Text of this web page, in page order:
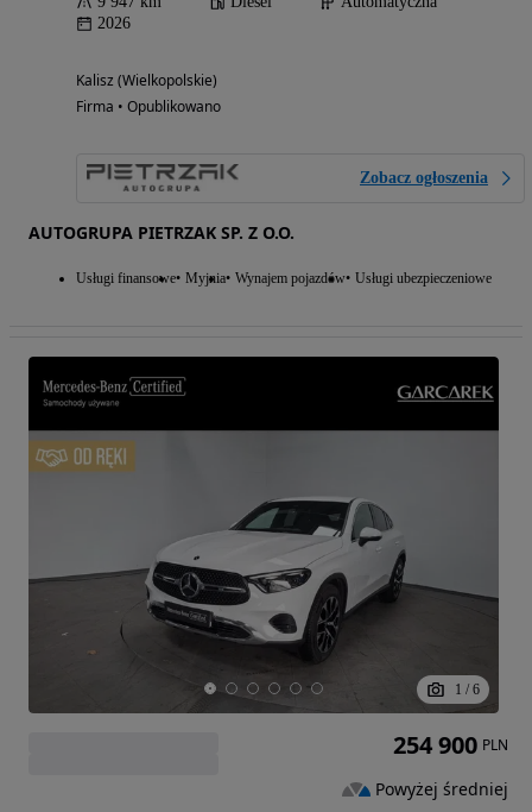
2026
Kalisz (Wielkopolskie)
Firma • Opublikowano
Zobacz ogłoszenia
AUTOGRUPA PIETRZAK SP. Z O.O.
Usługi finansowe Myjnia Wynajem pojazdów Usługi ubezpieczeniowe
1 / 6
254 900 PLN
Powyżej średniej